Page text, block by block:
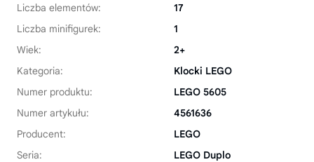
Liczba elementów:
17
Liczba minifigurek:
1
Wiek:
2+
Kategoria:
Klocki LEGO
Numer produktu:
LEGO 5605
Numer artykułu:
4561636
Producent:
LEGO
Seria:
LEGO Duplo